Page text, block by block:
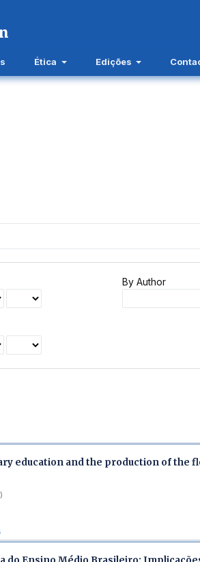
Ética Edições
By Author
education and the production of the